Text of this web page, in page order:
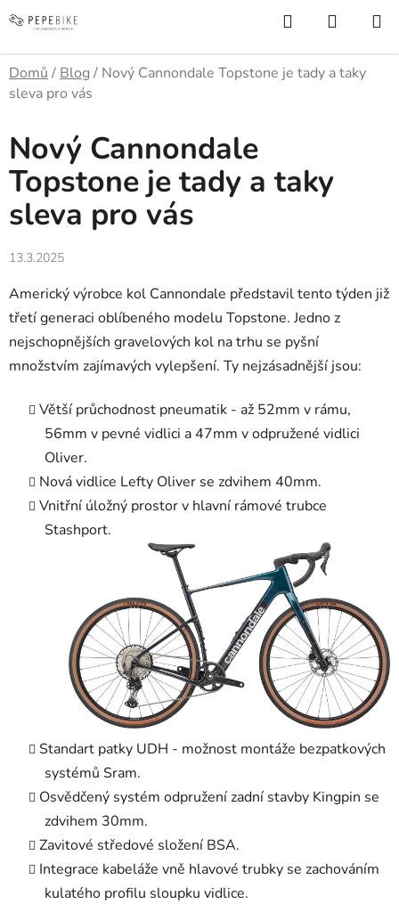
na
Hledat
KOŠÍK
Domů / Blog / Nový Cannondale Topstone je tady a taky
sleva pro vás
Nový Cannondale
Topstone je tady a taky
sleva pro vás
13.3.2025
Americký výrobce kol Cannondale představil tento týden již
třetí generaci oblíbeného modelu Topstone. Jedno z
nejschopnějších gravelových kol na trhu se pyšní
množstvím zajímavých vylepšení. Ty nejzásadnější jsou:
Větší průchodnost pneumatik - až 52mm v rámu,
56mm v pevné vidlici a 47mm v odpružené vidlici
Oliver.
Nová vidlice Lefty Oliver se zdvihem 40mm.
Vnitřní úložný prostor v hlavní rámové trubce
Stashport.
Standart patky UDH - možnost montáže bezpatkových
systémů Sram.
Osvědčený systém odpružení zadní stavby Kingpin se
zdvihem 30mm.
Zavitové středové složení BSA.
Integrace kabeláže vně hlavové trubky se zachováním
kulatého profilu sloupku vidlice.